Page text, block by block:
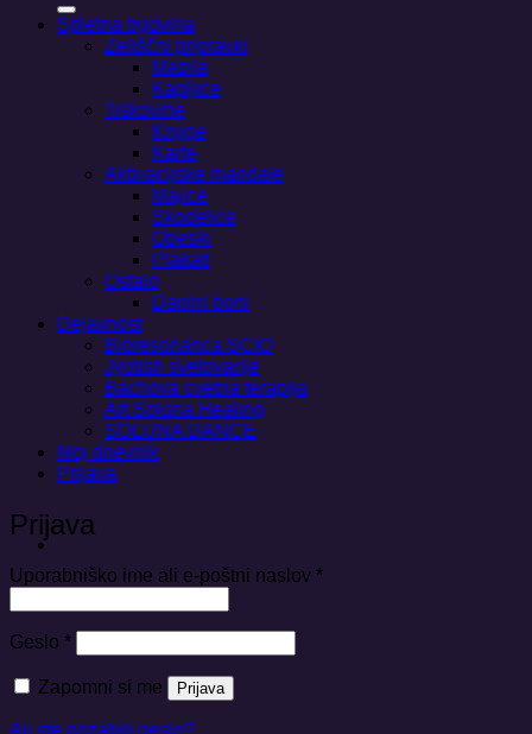
Spletna trgovina
Zeliščni pripravki
Mazila
Kapljice
Tiskovine
Knjige
Karte
Aktivacijske mandale
Majice
Skodelice
Obeski
Plakati
Ostalo
Darilni boni
Dejavnost
Bioresonanca SCIO
Jyotish svetovanje
Bachova cvetna terapija
Art Soluna Healing
SOLUNA DANCE
Moj dnevnik
Prijava
Prijava
Uporabniško ime ali e-poštni naslov *Zahtevano
Geslo *Zahtevano
Zapomni si me Prijava